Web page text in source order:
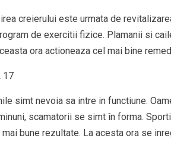
creierului este urmata de
de exercitii fizice. Plamanii si
ora actioneaza cel mai bine
17
simt nevoia sa intre in functiune.
scamatorii se simt în forma.
bune rezultate. La acesta ora se